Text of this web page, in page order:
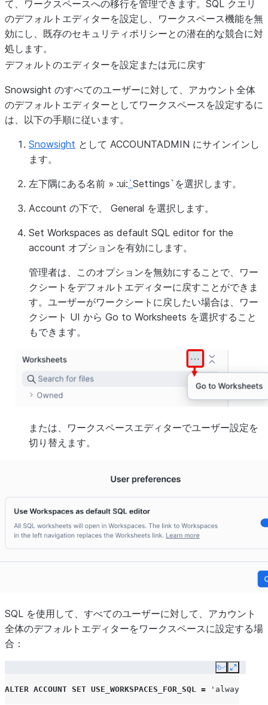
て、ワークスペースへの移行を管理できます。SQL クエリ
のデフォルトエディターを設定し、ワークスペース機能を無
効にし、既存のセキュリティポリシーとの潜在的な競合に対
処します。
デフォルトのエディターを設定または元に戻す
Snowsight のすべてのユーザーに対して、アカウント全体
のデフォルトエディターとしてワークスペースを設定するに
は、以下の手順に従います。
Snowsight として ACCOUNTADMIN にサインインし
ます。
左下隅にある名前 » :ui:`Settings`を選択します。
Account の下で、 General を選択します。
Set Workspaces as default SQL editor for the
account オプションを有効にします。
管理者は、このオプションを無効にすることで、ワー
クシートをデフォルトエディターに戻すことができま
す。ユーザーがワークシートに戻したい場合は、ワー
クシート UI から Go to Worksheets を選択すること
もできます。
または、ワークスペースエディターでユーザー設定を
切り替えます。
SQL を使用して、すべてのユーザーに対して、アカウント
全体のデフォルトエディターをワークスペースに設定する場
合：
CopyExpand
ALTER ACCOUNT SET USE_WORKSPACES_FOR_SQL = 'always'